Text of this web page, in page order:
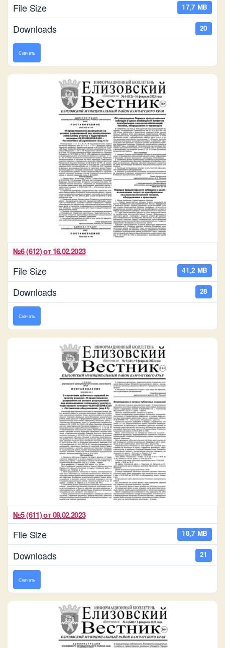
File Size 17,7 MB
Downloads 20
Скачать
№6 (612) от 16.02.2023
File Size 41,2 MB
Downloads 28
Скачать
№5 (611) от 09.02.2023
File Size 18,7 MB
Downloads 21
Скачать